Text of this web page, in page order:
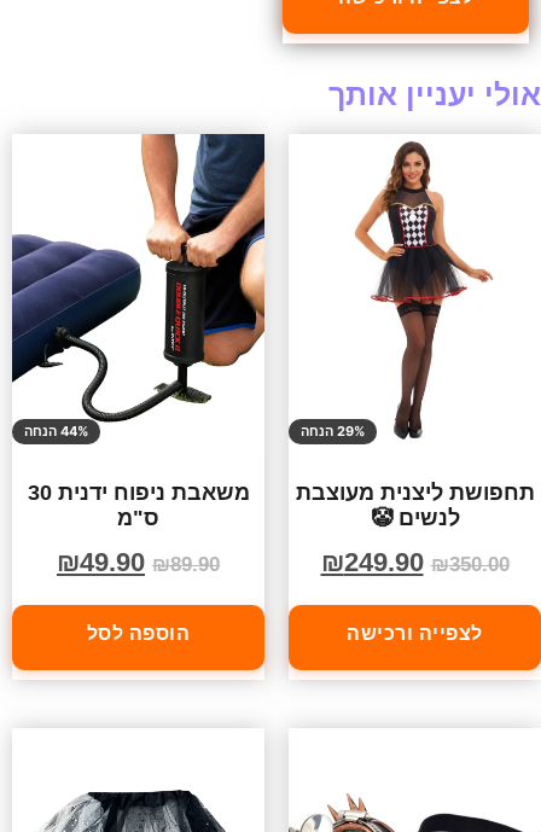
אולי יעניין אותך
29% הנחה
תחפושת ליצנית מעוצבת
לנשים 🤡
₪350.00
₪249.90
לצפייה ורכישה
44% הנחה
משאבת ניפוח ידנית 30
ס"מ
₪89.90
₪49.90
הוספה לסל